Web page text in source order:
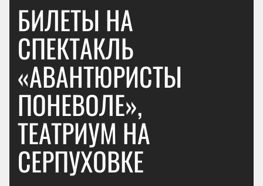
БИЛЕТЫ НА
СПЕКТАКЛЬ
«АВАНТЮРИСТЫ
ПОНЕВОЛЕ»,
ТЕАТРИУМ НА
СЕРПУХОВКЕ